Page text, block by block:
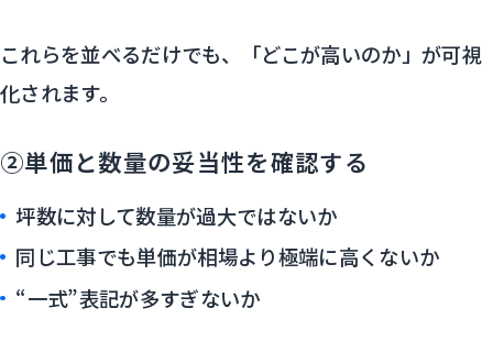
これらを並べるだけでも、「どこが高いのか」が可視
化されます。
②単価と数量の妥当性を確認する
坪数に対して数量が過大ではないか
同じ工事でも単価が相場より極端に高くないか
“一式”表記が多すぎないか